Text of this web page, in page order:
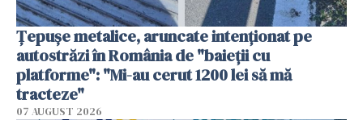
Țepușe metalice, aruncate intenționat pe
autostrăzi în România de "baieții cu
platforme": "Mi-au cerut 1200 lei să mă
tracteze"
07 AUGUST 2026